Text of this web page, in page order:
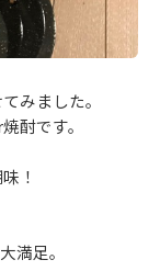
みました。
酎です。
！
満足。